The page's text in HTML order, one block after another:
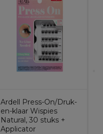
Ardell Press-On/Druk-
en-klaar Wispies
Natural, 30 stuks +
Applicator